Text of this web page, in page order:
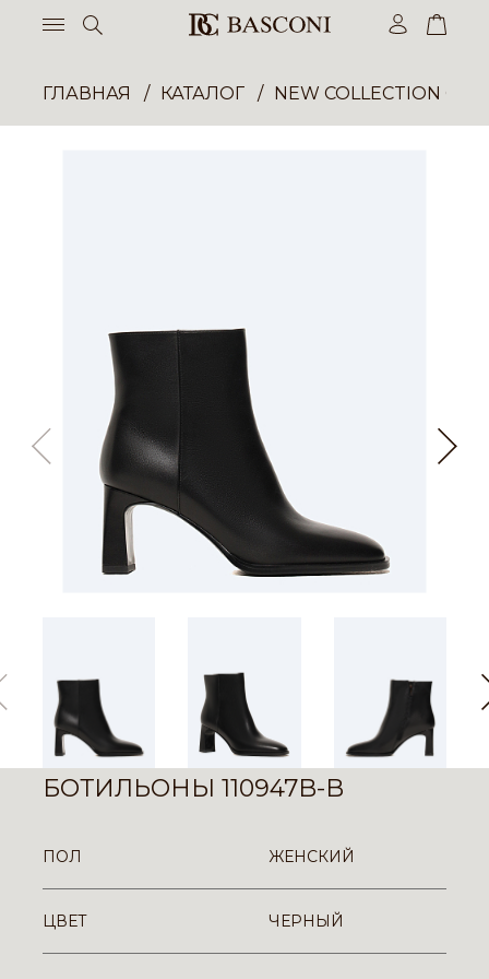
ГЛАВНАЯ КАТАЛОГ NEW COLLECTION
БОТИЛЬОНЫ 110947B-B
ПОЛ ЖЕНСКИЙ
ЦВЕТ ЧЕРНЫЙ